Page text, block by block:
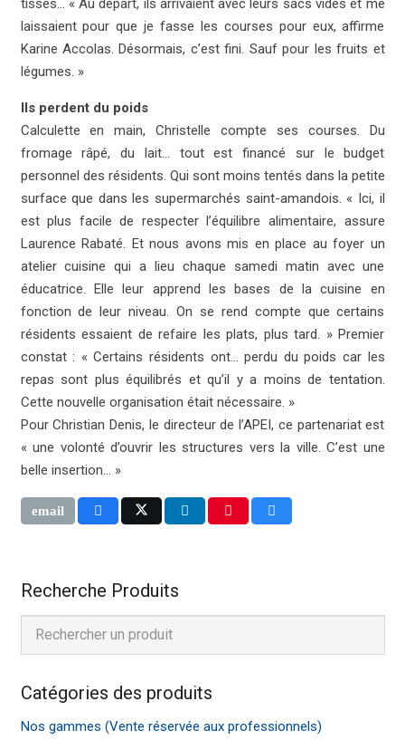
tissés… « Au départ, ils arrivaient avec leurs sacs vides et me
laissaient pour que je fasse les courses pour eux, affirme
Karine Accolas. Désormais, c’est fini. Sauf pour les fruits et
légumes. »
Ils perdent du poids
Calculette en main, Christelle compte ses courses. Du
fromage râpé, du lait… tout est financé sur le budget
personnel des résidents. Qui sont moins tentés dans la petite
surface que dans les supermarchés saint-amandois. « Ici, il
est plus facile de respecter l’équilibre alimentaire, assure
Laurence Rabaté. Et nous avons mis en place au foyer un
atelier cuisine qui a lieu chaque samedi matin avec une
éducatrice. Elle leur apprend les bases de la cuisine en
fonction de leur niveau. On se rend compte que certains
résidents essaient de refaire les plats, plus tard. » Premier
constat : « Certains résidents ont… perdu du poids car les
repas sont plus équilibrés et qu’il y a moins de tentation.
Cette nouvelle organisation était nécessaire. »
Pour Christian Denis, le directeur de l’APEI, ce partenariat est
« une volonté d’ouvrir les structures vers la ville. C’est une
belle insertion… »
Recherche Produits
Catégories des produits
Nos gammes (Vente réservée aux professionnels)